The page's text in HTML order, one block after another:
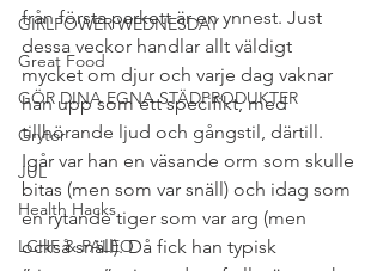
GIRLPOWER WEDNESDAY
Great Food
GÖR DINA EGNA STÄDPRODUKTER
Grytor
JUL
Health Hacks
LCHF & PALEO
från första parkett är en ynnest. Just
dessa veckor handlar allt väldigt
mycket om djur och varje dag vaknar
han upp som ett specifikt, med
tillhörande ljud och gångstil, därtill.
Igår var han en väsande orm som skulle
bitas (men som var snäll) och idag som
en rytande tiger som var arg (men
också snäll). Då fick han typisk